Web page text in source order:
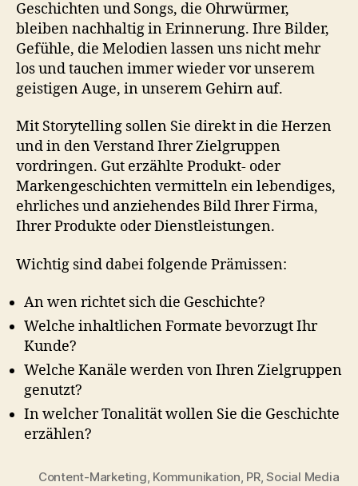
Geschichten und Songs, die Ohrwürmer,
bleiben nachhaltig in Erinnerung. Ihre Bilder,
Gefühle, die Melodien lassen uns nicht mehr
los und tauchen immer wieder vor unserem
geistigen Auge, in unserem Gehirn auf.
Mit Storytelling sollen Sie direkt in die Herzen
und in den Verstand Ihrer Zielgruppen
vordringen. Gut erzählte Produkt- oder
Markengeschichten vermitteln ein lebendiges,
ehrliches und anziehendes Bild Ihrer Firma,
Ihrer Produkte oder Dienstleistungen.
Wichtig sind dabei folgende Prämissen:
An wen richtet sich die Geschichte?
Welche inhaltlichen Formate bevorzugt Ihr
Kunde?
Welche Kanäle werden von Ihren Zielgruppen
genutzt?
In welcher Tonalität wollen Sie die Geschichte
erzählen?
Content-Marketing, Kommunikation, PR,Social Media